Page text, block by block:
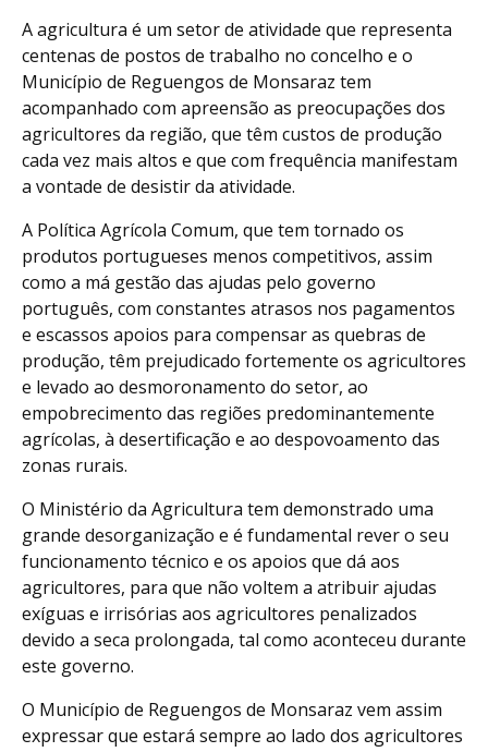
A agricultura é um setor de atividade que representa
centenas de postos de trabalho no concelho e o
Município de Reguengos de Monsaraz tem
acompanhado com apreensão as preocupações dos
agricultores da região, que têm custos de produção
cada vez mais altos e que com frequência manifestam
a vontade de desistir da atividade.
A Política Agrícola Comum, que tem tornado os
produtos portugueses menos competitivos, assim
como a má gestão das ajudas pelo governo
português, com constantes atrasos nos pagamentos
e escassos apoios para compensar as quebras de
produção, têm prejudicado fortemente os agricultores
e levado ao desmoronamento do setor, ao
empobrecimento das regiões predominantemente
agrícolas, à desertificação e ao despovoamento das
zonas rurais.
O Ministério da Agricultura tem demonstrado uma
grande desorganização e é fundamental rever o seu
funcionamento técnico e os apoios que dá aos
agricultores, para que não voltem a atribuir ajudas
exíguas e irrisórias aos agricultores penalizados
devido a seca prolongada, tal como aconteceu durante
este governo.
O Município de Reguengos de Monsaraz vem assim
expressar que estará sempre ao lado dos agricultores